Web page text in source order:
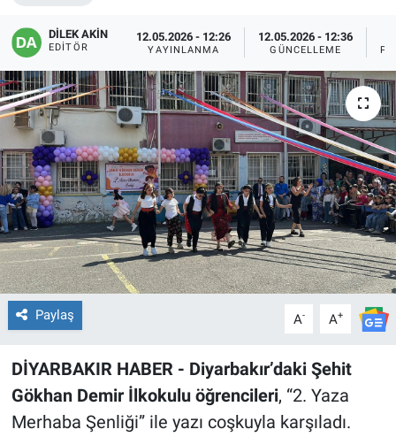
DİLEK AKİN
EDITÖR
12.05.2026 - 12:26
YAYINLANMA
12.05.2026 - 12:36
GÜNCELLEME
Paylaş A- A+
DİYARBAKIR HABER - Diyarbakır’daki Şehit
Gökhan Demir İlkokulu öğrencileri, “2. Yaza
Merhaba Şenliği” ile yazı coşkuyla karşıladı.
KÜLTÜR SANAT
EĞİTİM
ÖZEL HABER
POLİTİKA
SAĞLIK
SPOR
TEKNOLOJİ
Haber Arşivi